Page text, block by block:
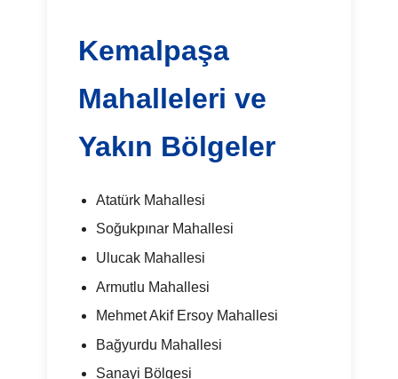
Kemalpaşa
Mahalleleri ve
Yakın Bölgeler
Atatürk Mahallesi
Soğukpınar Mahallesi
Ulucak Mahallesi
Armutlu Mahallesi
Mehmet Akif Ersoy Mahallesi
Bağyurdu Mahallesi
Sanayi Bölgesi